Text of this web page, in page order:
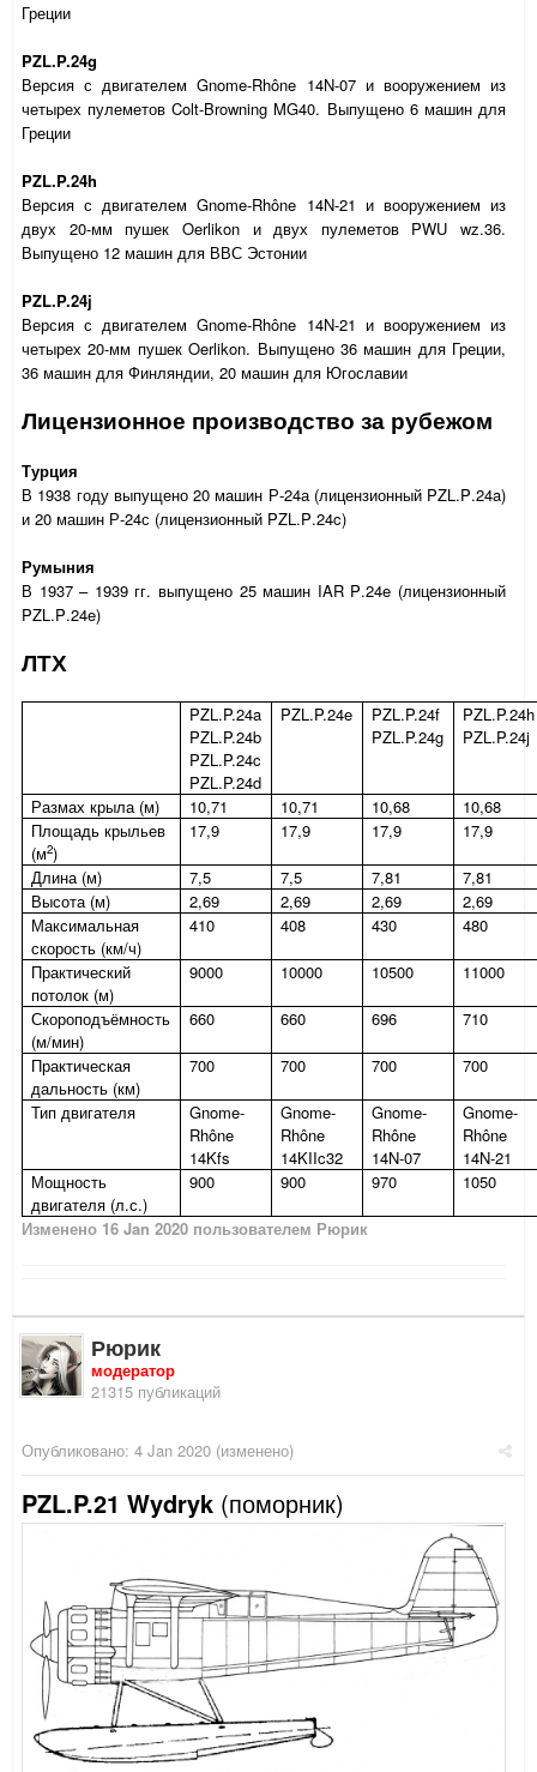
Греции
PZL.P.24g
Версия с двигателем Gnome-Rhône 14N-07 и вооружением из
четырех пулеметов Colt-Browning MG40. Выпущено 6 машин для
Греции
PZL.P.24h
Версия с двигателем Gnome-Rhône 14N-21 и вооружением из
двух 20-мм пушек Oerlikonи двух пулеметов PWU wz.36.
Выпущено 12 машин для ВВС Эстонии
PZL.P.24j
Версия с двигателем Gnome-Rhône 14N-21 и вооружением из
четырех 20-мм пушек Oerlikon. Выпущено 36 машин для Греции,
36 машин для Финляндии, 20 машин для Югославии
Лицензионное производство за рубежом
Турция
В 1938 году выпущено 20 машин Р-24а (лицензионный PZL.P.24a)
и 20 машин Р-24с (лицензионный PZL.P.24c)
Румыния
В 1937 – 1939 гг. выпущено 25 машин IAR P.24e (лицензионный
PZL.P.24e)
ЛТХ
PZL.P.24a
PZL.P.24b
PZL.P.24c
PZL.P.24d
PZL.P.24e
PZL.P.24f
PZL.P.24g
PZL.P.24h
PZL.P.24j
Размах крыла (м) 10,71 10,71 10,68
10,68
Площадь крыльев
(м2)
17,9 17,9 17,9 17,9
Длина (м) 7,5 7,5 7,81
7,81
Высота (м)
2,69 2,69 2,69
2,69
Максимальная
скорость (км/ч)
410 408 430 480
Практический
потолок (м)
9000 10000 10500 11000
Скороподъёмность
(м/мин)
660 660 696 710
Практическая
дальность (км)
700 700 700 700
Тип двигателя
Gnome-
Rhône
14Kfs
Gnome-
Rhône
14KIIc32
Gnome-
Rhône
14N-07
Gnome-
Rhône
14N-21
Мощность
двигателя (л.с.)
900 900 970 1050
Изменено 16 Jan 2020 пользователем Рюрик
Рюрик
модератор
21315 публикаций
Опубликовано: 4 Jan 2020 (изменено)
PZL.P.21 Wydryk (поморник)